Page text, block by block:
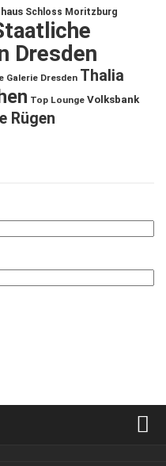
Schloss Moritzburg
Dresden
Galerie Dresden Thalia
Top Lounge Volksbank
Rügen